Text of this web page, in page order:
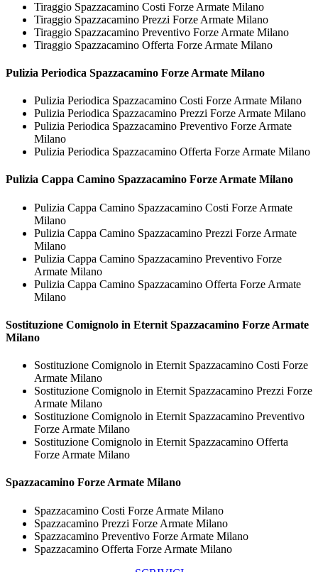
Tiraggio Spazzacamino Costi Forze Armate Milano
Tiraggio Spazzacamino Prezzi Forze Armate Milano
Tiraggio Spazzacamino Preventivo Forze Armate Milano
Tiraggio Spazzacamino Offerta Forze Armate Milano
Pulizia Periodica Spazzacamino Forze Armate Milano
Pulizia Periodica Spazzacamino Costi Forze Armate Milano
Pulizia Periodica Spazzacamino Prezzi Forze Armate Milano
Pulizia Periodica Spazzacamino Preventivo Forze Armate
Milano
Pulizia Periodica Spazzacamino Offerta Forze Armate Milano
Pulizia Cappa Camino Spazzacamino Forze Armate Milano
Pulizia Cappa Camino Spazzacamino Costi Forze Armate
Milano
Pulizia Cappa Camino Spazzacamino Prezzi Forze Armate
Milano
Pulizia Cappa Camino Spazzacamino Preventivo Forze
Armate Milano
Pulizia Cappa Camino Spazzacamino Offerta Forze Armate
Milano
Sostituzione Comignolo in Eternit Spazzacamino Forze Armate
Milano
Sostituzione Comignolo in Eternit Spazzacamino Costi Forze
Armate Milano
Sostituzione Comignolo in Eternit Spazzacamino Prezzi Forze
Armate Milano
Sostituzione Comignolo in Eternit Spazzacamino Preventivo
Forze Armate Milano
Sostituzione Comignolo in Eternit Spazzacamino Offerta
Forze Armate Milano
Spazzacamino Forze Armate Milano
Spazzacamino Costi Forze Armate Milano
Spazzacamino Prezzi Forze Armate Milano
Spazzacamino Preventivo Forze Armate Milano
Spazzacamino Offerta Forze Armate Milano